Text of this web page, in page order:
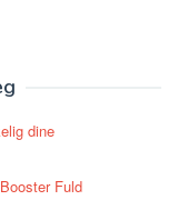
dine
Fuld